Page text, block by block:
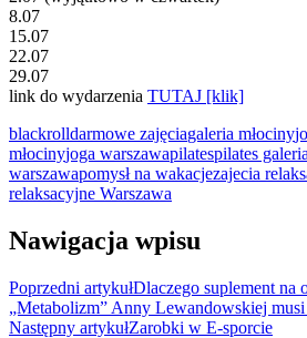
8.07
15.07
22.07
29.07
link do wydarzenia TUTAJ [klik]
blackrolldarmowe zajęciagaleria młociny
młocinyjoga warszawapilatespilates
warszawapomysł na wakacjezajecia
relaksacyjne Warszawa
Nawigacja wpisu
Poprzedni artykułDlaczego suplement na
„Metabolizm” Anny Lewandowskiej musi
Następny artykułZarobki w E-sporcie